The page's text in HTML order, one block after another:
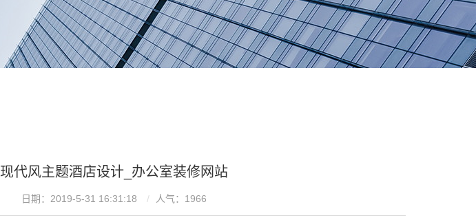
现代风主题酒店设计_办公室装修网站
日期：2019-5-31 16:31:18 人气： 1966